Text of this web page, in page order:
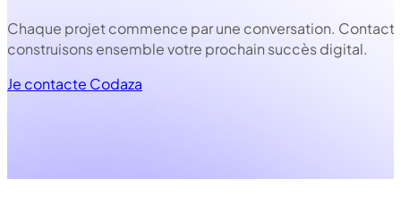
Chaque projet commence par une conversation.
construisons ensemble votre prochain succès digital.
Je contacte Codaza